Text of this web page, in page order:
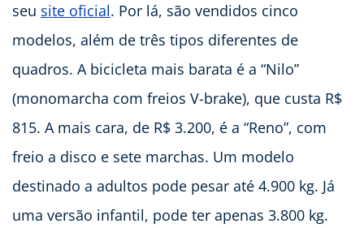
seu site oficial. Por lá, são vendidos cinco
modelos, além de três tipos diferentes de
quadros. A bicicleta mais barata é a “Nilo”
(monomarcha com freios V-brake), que custa R$
815. A mais cara, de R$ 3.200, é a “Reno”, com
freio a disco e sete marchas. Um modelo
destinado a adultos pode pesar até 4.900 kg. Já
uma versão infantil, pode ter apenas 3.800 kg.